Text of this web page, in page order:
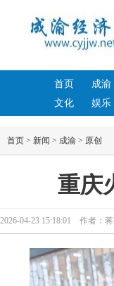
首页 成渝
文化
娱乐
首页 > 新闻 > 成渝 > 原创
重庆
2026-04-23 15:18:01 作者